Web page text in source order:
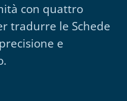
con quattro
tradurre le Schede
e